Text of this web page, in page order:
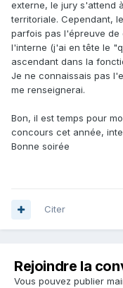
externe, le jury s'attend
territoriale. Cependant,
parfois pas l'épreuve
l'interne (j'ai en tête le
ascendant dans la
Je ne connaissais pas
me renseignerai.
Bon, il est temps pour
concours cet année,
Bonne soirée
Citer
Rejoindre la
Vous pouvez publier